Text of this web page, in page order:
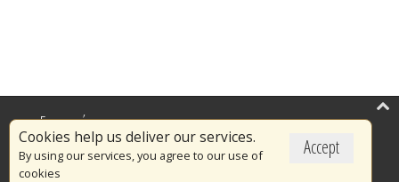
Accept
Cookies help us deliver our services.
By using our services, you agree to our use of
cookies
Επικαιρότητα
Το Πυροσβεστικό Σώμα